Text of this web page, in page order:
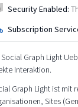
Security Enabled:
Subscription
Social Graph Light
Interaktion.
Graph Light ist mit
Sites